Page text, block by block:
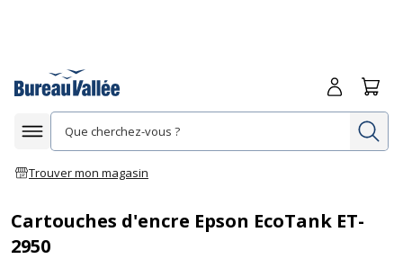
Afficher la navigation
Trouver mon magasin
Me
Cartouches d'encre Epson EcoTank ET-
2950